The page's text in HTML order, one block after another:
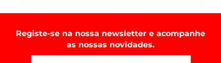
Registe-se na nossa newsletter e acompanhe
as nossas novidades.